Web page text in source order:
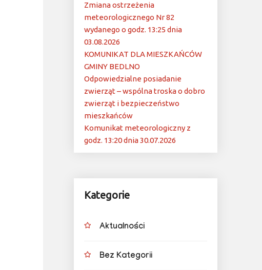
Zmiana ostrzeżenia
meteorologicznego Nr 82
wydanego o godz. 13:25 dnia
03.08.2026
KOMUNIKAT DLA MIESZKAŃCÓW
GMINY BEDLNO
Odpowiedzialne posiadanie
zwierząt – wspólna troska o dobro
zwierząt i bezpieczeństwo
mieszkańców
Komunikat meteorologiczny z
godz. 13:20 dnia 30.07.2026
Kategorie
Aktualności
Bez Kategorii